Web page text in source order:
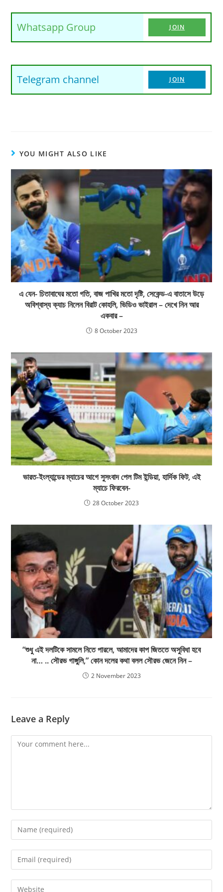
Whatsapp Group JOIN
Telegram channel JOIN
YOU MIGHT ALSO LIKE
এ যেন- চিতাবাঘের মতো গতি, বাজ পাখির মতো দৃষ্টি, সেকেন্ড-এ বাতাসে উড়ে
অবিশ্বাস্য ক্যাচ নিলেন বিরাট কোহলি, ভিডিও ভাইরাল – দেখে নিন আর
একবার –
8 October 2023
ভারত-ইংল্যান্ডের ম্যাচের আগে সুসংবাদ পেল টিম ইন্ডিয়া, হার্দিক ফিট, এই
ম্যাচে ফিরবেন-
28 October 2023
“শুধু এই দলটিকে সামলে নিতে পারলে, আমাদের কাপ জিততে অসুবিধা হবে
না… .. সৌরভ গাঙ্গুলি,” কোন দলের কথা বলল সৌরভ জেনে নিন –
2 November 2023
Leave a Reply
Comment
Enter
your
name
Enter
your
email
Enter